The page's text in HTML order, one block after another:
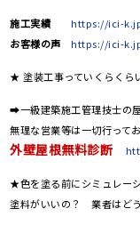
施工実績
https://ici-
お客様の声
https://ici-
★ 塗装工事っていくらくら
➡一級建築施工管理技士の
無理な営業等は一切行って
外壁屋根無料診断
★色を塗る前にシミュレー
塗料がいいの？ 業者はど